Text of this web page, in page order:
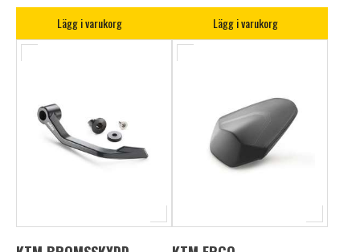
Lägg i varukorg Lägg i varukorg